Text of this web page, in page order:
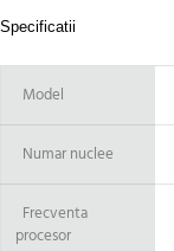
Specificatii
Model
Numar nuclee
Frecventa
procesor